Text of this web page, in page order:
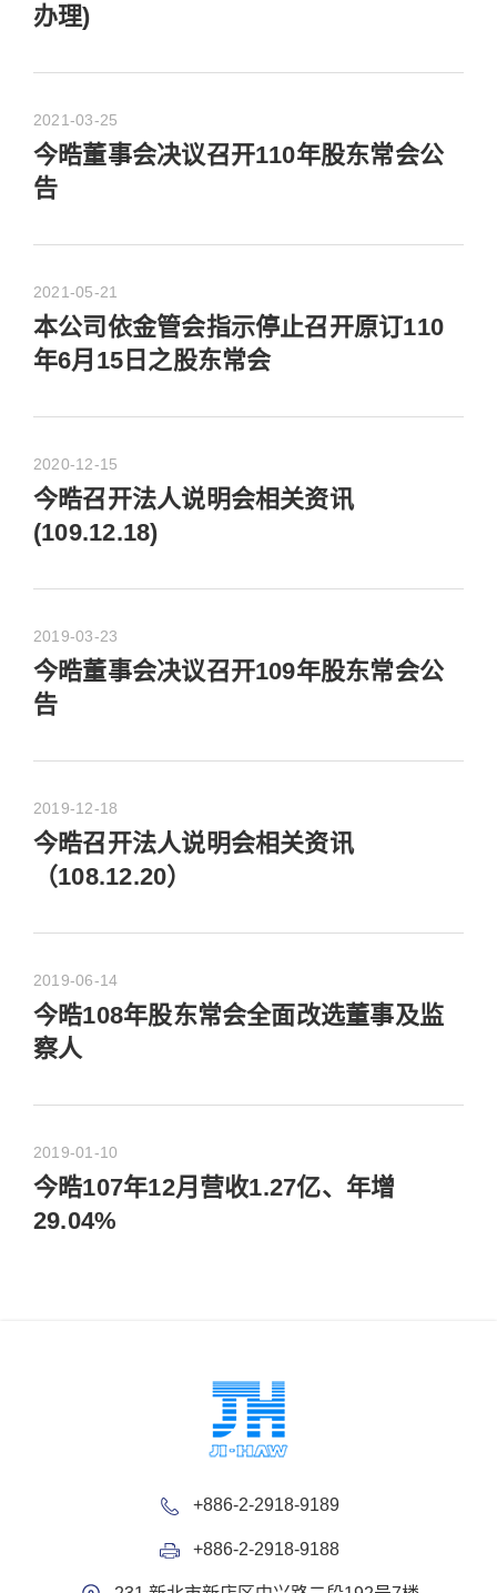
办理)
2021-03-25
今晧董事会决议召开110年股东常会公
告
2021-05-21
本公司依金管会指示停止召开原订110
年6月15日之股东常会
2020-12-15
今晧召开法人说明会相关资讯
(109.12.18)
2019-03-23
今晧董事会决议召开109年股东常会公
告
2019-12-18
今晧召开法人说明会相关资讯
（108.12.20）
2019-06-14
今晧108年股东常会全面改选董事及监
察人
2019-01-10
今晧107年12月营收1.27亿、年增
29.04%
+886-2-2918-9189
+886-2-2918-9188